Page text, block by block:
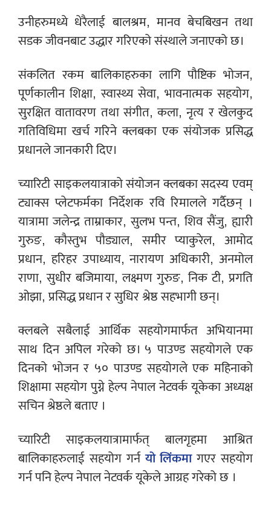
उनीहरुमध्ये धेरैलाई बालश्रम, मानव बेचबिखन तथा
सडक जीवनबाट उद्धार गरिएको संस्थाले जनाएको छ।
संकलित रकम बालिकाहरुका लागि पौष्टिक भोजन,
पूर्णकालीन शिक्षा, स्वास्थ्य सेवा, भावनात्मक सहयोग,
सुरक्षित वातावरण तथा संगीत, कला, नृत्य र खेलकुद
गतिविधिमा खर्च गरिने क्लबका एक संयोजक प्रसिद्ध
प्रधानले जानकारी दिए।
च्यारिटी साइकलयात्राको संयोजन क्लबका सदस्य एवम्
ट्याक्स प्लेटफर्मका निर्देशक रवि रिमालले गर्दैछन् ।
यात्रामा जलेन्द्र ताम्राकार, सुलभ पन्त, शिव सैंजु, ह्यारी
गुरुङ, कौस्तुभ पौड्याल, समीर प्याकुरेल, आमोद
प्रधान, हरिहर उपाध्याय, नारायण अधिकारी, अनमोल
राणा, सुधीर बजिमाया, लक्ष्मण गुरुङ, निक टी, प्रगति
ओझा, प्रसिद्ध प्रधान र सुधिर श्रेष्ठ सहभागी छन्।
क्लबले सबैलाई आर्थिक सहयोगमार्फत अभियानमा
साथ दिन अपिल गरेको छ। ५ पाउण्ड सहयोगले एक
दिनको भोजन र ५० पाउण्ड सहयोगले एक महिनाको
शिक्षामा सहयोग पुग्ने हेल्प नेपाल नेटवर्क यूकेका अध्यक्ष
सचिन श्रेष्ठले बताए ।
च्यारिटी साइकलयात्रामार्फत् बालगृहमा आश्रित
बालिकाहरुलाई सहयोग गर्नयो लिंकमागएर सहयोग
गर्न पनि हेल्प नेपाल नेटवर्क यूकेले आग्रह गरेको छ ।